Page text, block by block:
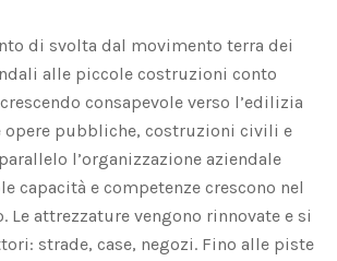
di svolta dal movimento terra dei
alle piccole costruzioni conto
consapevole verso l’edilizia
opere pubbliche, costruzioni civili e
l’organizzazione aziendale
capacità e competenze crescono nel
Le attrezzature vengono rinnovate e si
strade, case, negozi. Fino alle piste